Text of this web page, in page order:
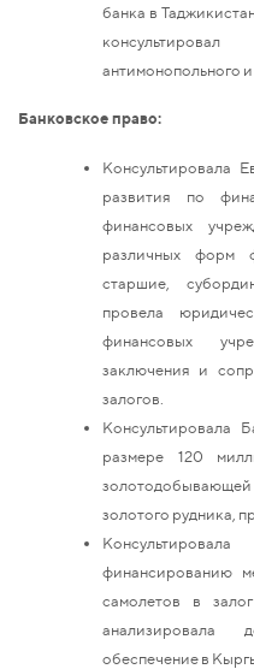
банка в
антимонопольного
Банковское право:
Консультировала
развития по
финансовых
различных форм
старшие,
провела
финансовых
заключения и
залогов.
Консультировала
размере 120
золотого рудника,
финансированию
самолетов в
анализировала
обеспечение в